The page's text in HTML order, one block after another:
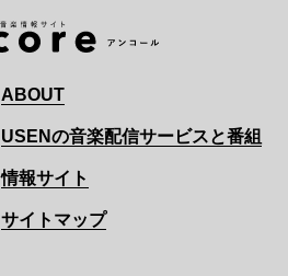
ABOUT
USENの音楽配信サービスと番組
情報サイト
サイトマップ